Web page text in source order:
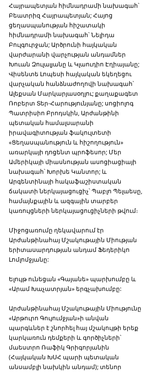
Հայրապետյան հիմնադրամի նախագահ՝
Բեատրիզ Հայրապետյան; Հայոց
ցեղասպանության հիշատակի
հիմնադրամի նախագահ՝ Նելիդա
Բուլգուրջան; Արծրունի հայկական
վարժարանի վարչության անդամներ
Խուան Զուլալյանը և Կլաուդիո Էղիայանը;
Վիսենտե Լոպեսի հայկական եկեղեցու
վարչական հանձնաժողովի նախագահ՝
Ալեքսան Մարկարյասօղլու; քաղաքագետ
Ռոբերտ Տեր-Հարությունյանը; սոցիոլոգ
Պատրիսիո Բրոդսկին, Արժանթինի
պետական համալսարանի
իրավագիտության ֆակուլտետի
«Ցեղասպանություն և հիշողություն»
առարկայի դոցենտ պրոֆեսոր; Մեր
Ամերիկայի միասնության ասոցիացիայի
նախագահ՝ Խորխե Կանտոր; և
Արգենտինայի հակաֆաշիստական ​​
ճակատի ներկայացուցիչ՝ Պաբլո Պելաեսը,
համայնքային և ազգային տարբեր
կառույցների ներկայացուցիչների թվում։
Միջոցառումը ղեկավարում էր
Արժանթինահայ Մշակութային Միության
երիտասարդության անդամ Ֆեդերիկո
Լոմլոմջյանը:
Ելույթ ունեցան «Գայանե» պարխումբը և
«Արամ Խաչատրյան» երգչախումբը:
Արժանթինահայ Մշակութային Միությունը
«Արթուրո Գույումջյան»ի անվան
պարգևներ է շնորհել հայ մշակույթի երեք
կարկառուն դեմքերի և գործիչների՝
մաեստրո Ռաֆիկ Գրիգորյանին
(Հայկական ԽՍՀ պարի պետական ​​
անսամբլի նախկին անդամ); տենոր